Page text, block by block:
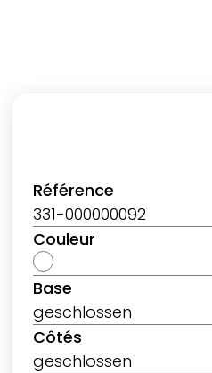
Référence
331-000000092
Couleur
Base
geschlossen
Côtés
geschlossen